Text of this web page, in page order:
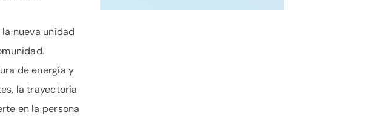
nueva unidad
de energía y
la trayectoria
en la persona